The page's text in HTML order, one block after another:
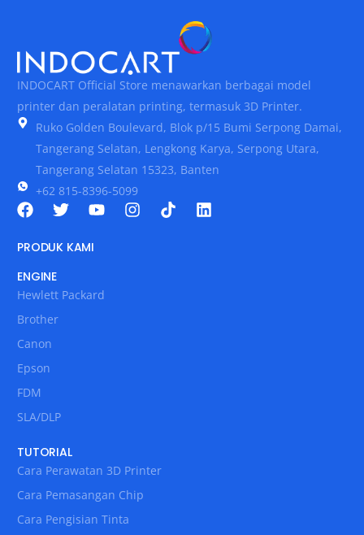
INDOCART Official Store menawarkan berbagai model
printer dan peralatan printing, termasuk 3D Printer.
Ruko Golden Boulevard, Blok p/15 Bumi Serpong Damai,
Tangerang Selatan, Lengkong Karya, Serpong Utara,
Tangerang Selatan 15323, Banten
+62 815-8396-5099
PRODUK KAMI
ENGINE
Hewlett Packard
Brother
Canon
Epson
FDM
SLA/DLP
TUTORIAL
Cara Perawatan 3D Printer
Cara Pemasangan Chip
Cara Pengisian Tinta